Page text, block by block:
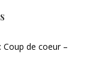
Coup de coeur –